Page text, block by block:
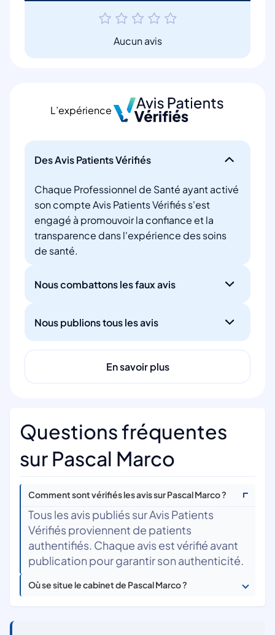
Aucun avis
L’expérience
Des Avis Patients Vérifiés
Chaque Professionnel de Santé ayant activé
son compte Avis Patients Vérifiés s'est
engagé à promouvoir la confiance et la
transparence dans l'expérience des soins
de santé.
Nous combattons les faux avis
Nous publions tous les avis
En savoir plus
Questions fréquentes
sur Pascal Marco
Comment sont vérifiés les avis sur Pascal Marco ?
Tous les avis publiés sur Avis Patients
Vérifiés proviennent de patients
authentifiés. Chaque avis est vérifié avant
publication pour garantir son authenticité.
Où se situe le cabinet de Pascal Marco ?